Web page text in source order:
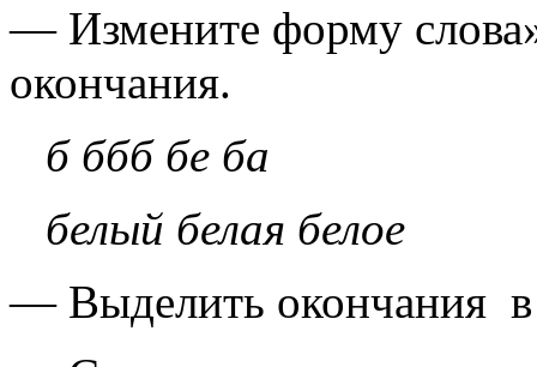
— Измените форму
окончания.
б ббб бе ба
белый белая белое
— Выделить окончания в